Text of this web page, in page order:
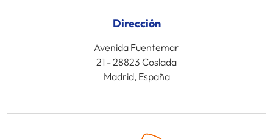
Dirección
Avenida Fuentemar
21 - 28823 Coslada
Madrid, España